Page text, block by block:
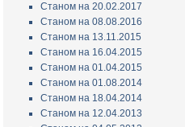
Станом на 20.02.2017
Станом на 08.08.2016
Станом на 13.11.2015
Станом на 16.04.2015
Станом на 01.04.2015
Станом на 01.08.2014
Станом на 18.04.2014
Станом на 12.04.2013